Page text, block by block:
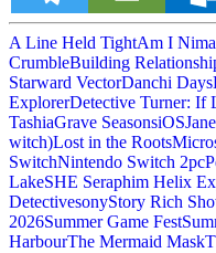
A Line Held TightAm I Nima
CrumbleBuilding
Starward VectorDanchi Days
ExplorerDetective Turner: If
TashiaGrave SeasonsiOS
witch)Lost in the Roots
SwitchNintendo Switch 2pc
LakeSHE Seraphim Helix
DetectivesonyStory Rich
2026Summer Game Fest
HarbourThe Mermaid Mask